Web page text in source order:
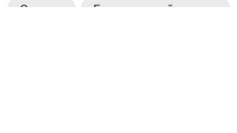
Оплата Безналичный расчет